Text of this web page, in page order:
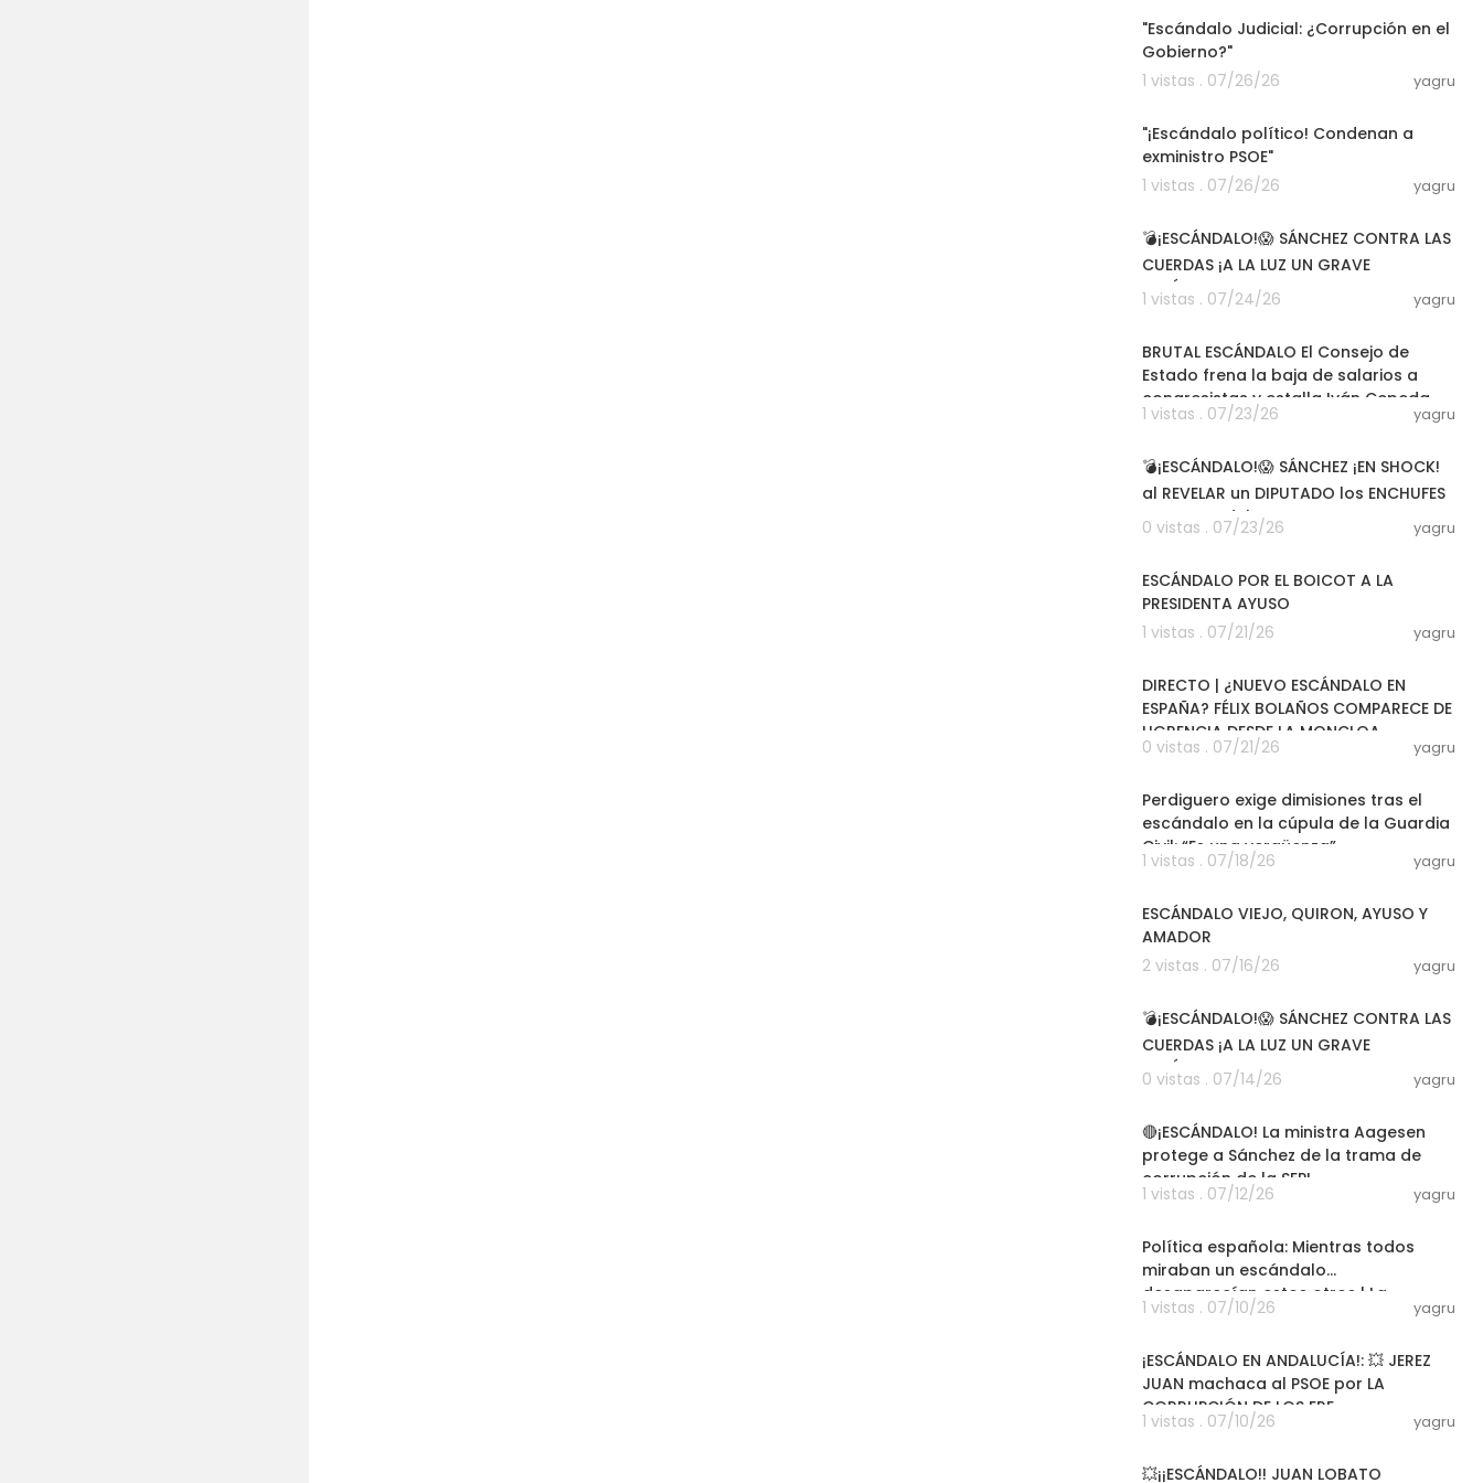
"Escándalo Judicial: ¿Corrupción en el
Gobierno?"
1 vistas . 07/26/26
yagru
"¡Escándalo político! Condenan a
exministro PSOE"
1 vistas . 07/26/26
yagru
💣¡ESCÁNDALO!😱 SÁNCHEZ CONTRA LAS
CUERDAS ¡A LA LUZ UN GRAVE
ESCÁNDALO QUE SALPICA A SU HIJA
CARLOTA!
1 vistas . 07/24/26 yagru
BRUTAL ESCÁNDALO El Consejo de
Estado frena la baja de salarios a
congresistas y estalla Iván Cepeda
1 vistas . 07/23/26 yagru
💣¡ESCÁNDALO!😱 SÁNCHEZ ¡EN SHOCK!
al REVELAR un DIPUTADO los ENCHUFES
y ESTAFAS del PSOE en ANDALUCIA
0 vistas . 07/23/26 yagru
ESCÁNDALO POR EL BOICOT A LA
PRESIDENTA AYUSO
1 vistas . 07/21/26
yagru
DIRECTO | ¿NUEVO ESCÁNDALO EN
ESPAÑA? FÉLIX BOLAÑOS COMPARECE DE
UGRENCIA DESDE LA MONCLOA
0 vistas . 07/21/26 yagru
Perdiguero exige dimisiones tras el
escándalo en la cúpula de la Guardia
Civil: “Es una vergüenza”
1 vistas . 07/18/26 yagru
ESCÁNDALO VIEJO, QUIRON, AYUSO Y
AMADOR
2 vistas . 07/16/26
yagru
💣¡ESCÁNDALO!😱 SÁNCHEZ CONTRA LAS
CUERDAS ¡A LA LUZ UN GRAVE
ESCÁNDALO QUE SALPICA A SU HIJA
CARLOTA!
0 vistas . 07/14/26 yagru
🔴¡ESCÁNDALO! La ministra Aagesen
protege a Sánchez de la trama de
corrupción de la SEPI
1 vistas . 07/12/26 yagru
Política española: Mientras todos
miraban un escándalo...
desaparecían estos otros | La
Cafetera
1 vistas . 07/10/26 yagru
¡ESCÁNDALO EN ANDALUCÍA!: 💥 JEREZ
JUAN machaca al PSOE por LA
CORRUPCIÓN DE LOS ERE
1 vistas . 07/10/26 yagru
💥¡¡ESCÁNDALO!! JUAN LOBATO